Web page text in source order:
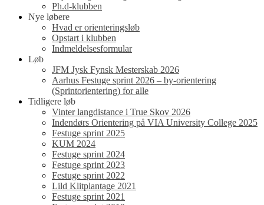
Ph.d-klubben
Nye løbere
Hvad er orienteringsløb
Opstart i klubben
Indmeldelsesformular
Løb
JFM Jysk Fynsk Mesterskab 2026
Aarhus Festuge sprint 2026 – by-orientering
(Sprintorientering) for alle
Tidligere løb
Vinter langdistance i True Skov 2026
Indendørs Orientering på VIA University College 2025
Festuge sprint 2025
KUM 2024
Festuge sprint 2024
Festuge sprint 2023
Festuge sprint 2022
Lild Klitplantage 2021
Festuge sprint 2021